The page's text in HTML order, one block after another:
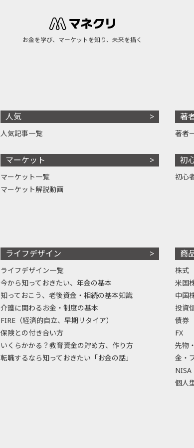
お金を学び、マーケットを知り、未来を描く
人気
人気記事一覧
マーケット
マーケット一覧
マーケット解説動画
著
著者
初
初心
ライフデザイン
ライフデザイン一覧
今から知っておきたい、年金の基本
知っておこう、老後資金・相続の基本知識
介護に関わるお金・制度の基本
FIRE（経済的自立、早期リタイア）
保険との付き合い方
いくらかかる？教育資金の貯め方、作り方
転職するなら知っておきたい「お金の話」
商
株式
米国
中国
投資
債券
FX
先物
金・
NISA
個人